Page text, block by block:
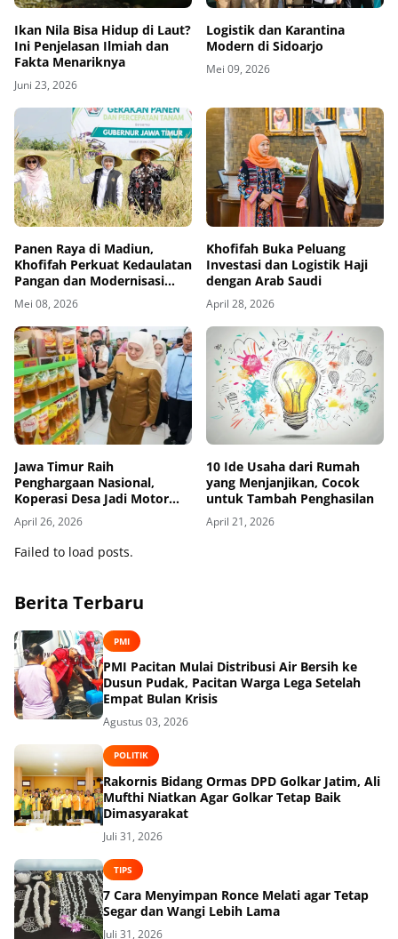
Ikan Nila Bisa Hidup di Laut?
Ini Penjelasan Ilmiah dan
Fakta Menariknya
Juni 23, 2026
Logistik dan Karantina
Modern di Sidoarjo
Mei 09, 2026
Panen Raya di Madiun,
Khofifah Perkuat Kedaulatan
Pangan dan Modernisasi
Pertanian
Mei 08, 2026
Khofifah Buka Peluang
Investasi dan Logistik Haji
dengan Arab Saudi
April 28, 2026
Jawa Timur Raih
Penghargaan Nasional,
Koperasi Desa Jadi Motor
Ekonomi Baru
April 26, 2026
10 Ide Usaha dari Rumah
yang Menjanjikan, Cocok
untuk Tambah Penghasilan
April 21, 2026
Failed to load posts.
Berita Terbaru
PMI
PMI Pacitan Mulai Distribusi Air Bersih ke
Dusun Pudak, Pacitan Warga Lega Setelah
Empat Bulan Krisis
Agustus 03, 2026
POLITIK
Rakornis Bidang Ormas DPD Golkar Jatim, Ali
Mufthi Niatkan Agar Golkar Tetap Baik
Dimasyarakat
Juli 31, 2026
TIPS
7 Cara Menyimpan Ronce Melati agar Tetap
Segar dan Wangi Lebih Lama
Juli 31, 2026